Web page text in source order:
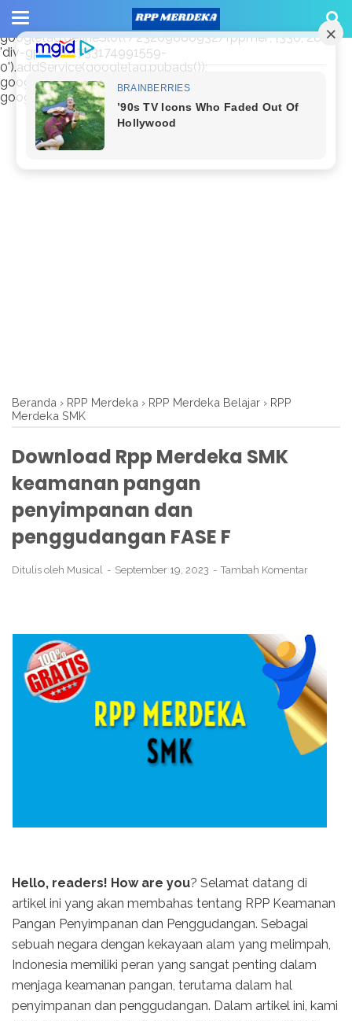
window.googletag = window.googletag || {cmd: []};
googletag.cmd.push(function() {
googletag.defineSlot('/23209888932/rppmer', [336, 280],
'div-gpt-ad-1733174991559-
0').addService(googletag.pubads());
googletag.pubads().enableSingleRequest();
googletag.enableServices(); });
Beranda › RPP Merdeka › RPP Merdeka Belajar › RPP
Merdeka SMK
Download Rpp Merdeka SMK
keamanan pangan
penyimpanan dan
penggudangan FASE F
Ditulis oleh Musical September 19, 2023 Tambah Komentar
Hello, readers! How are you? Selamat datang di
artikel ini yang akan membahas tentang RPP Keamanan
Pangan Penyimpanan dan Penggudangan. Sebagai
sebuah negara dengan kekayaan alam yang melimpah,
Indonesia memiliki peran yang sangat penting dalam
menjaga keamanan pangan, terutama dalam hal
penyimpanan dan penggudangan. Dalam artikel ini, kami